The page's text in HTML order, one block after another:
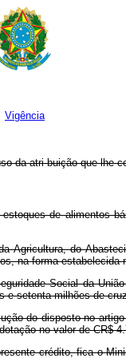
Vigência
da atri buição que lhe
de alimentos
Agricultura, do
na forma estabelecida
Social da
e setenta milhões de
do disposto no
no valor de CR$
crédito, fica o